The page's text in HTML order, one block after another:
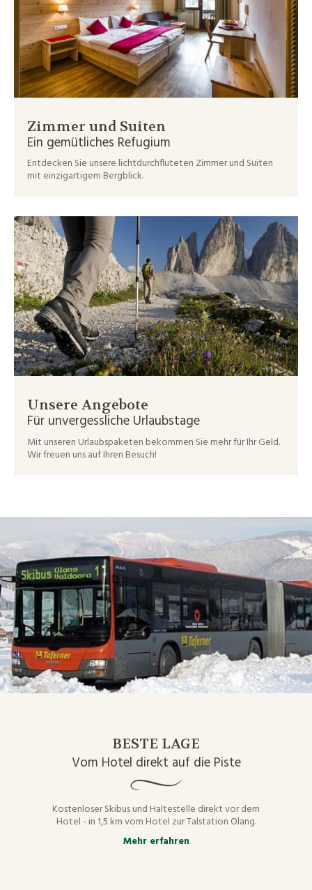
Zimmer und Suiten
Ein gemütliches Refugium
Entdecken Sie unsere lichtdurchfluteten Zimmer und Suiten
mit einzigartigem Bergblick.
Unsere Angebote
Für unvergessliche Urlaubstage
Mit unseren Urlaubspaketen bekommen Sie mehr für Ihr Geld.
Wir freuen uns auf Ihren Besuch!
BESTE LAGE
Vom Hotel direkt auf die Piste
Kostenloser Skibus und Haltestelle direkt vor dem
Hotel - in 1,5 km vom Hotel zur Talstation Olang.
Mehr erfahren